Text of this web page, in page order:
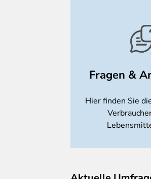
Fragen &
Hier finden Sie